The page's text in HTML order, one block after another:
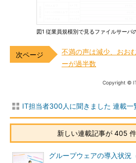
図1 従業員規模別で見るファイルサーバ
不満の声は減少、おお
ーが過半数
Copyright ©
IT担当者300人に聞きました 連載一
新しい連載記事が 405
グループウェアの導入状況